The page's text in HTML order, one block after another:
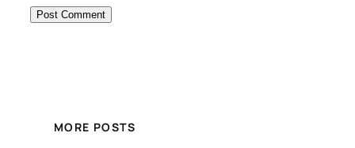
MORE POSTS